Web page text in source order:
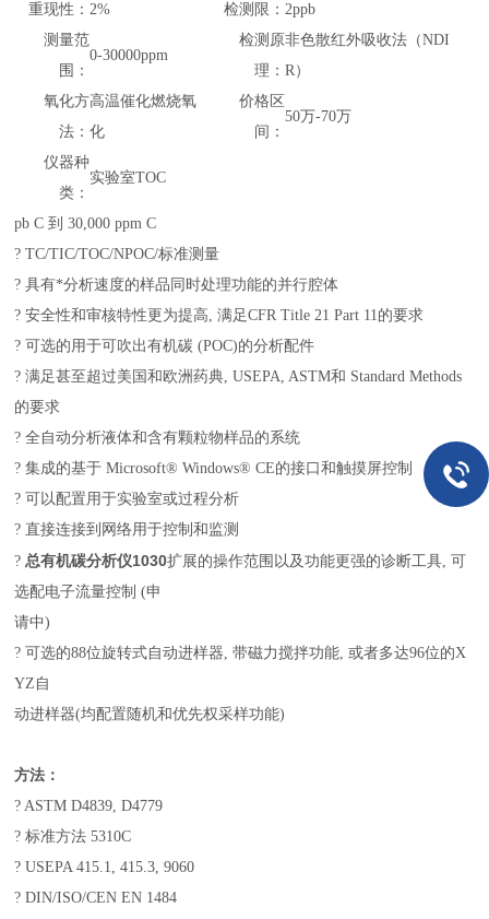
重现性：2% 检测限：2ppb
测量范
围：
0-30000ppm
检测原
理：
非色散红外吸收法（NDI
R）
氧化方
法：
高温催化燃烧氧
化
价格区
间：
50万-70万
仪器种
类：
实验室TOC
pb C 到 30,000 ppm C
? TC/TIC/TOC/NPOC/标准测量
? 具有*分析速度的样品同时处理功能的并行腔体
? 安全性和审核特性更为提高, 满足CFR Title 21 Part 11的要求
? 可选的用于可吹出有机碳 (POC)的分析配件
? 满足甚至超过美国和欧洲药典, USEPA, ASTM和 Standard Methods
的要求
? 全自动分析液体和含有颗粒物样品的系统
? 集成的基于 Microsoft® Windows® CE的接口和触摸屏控制
? 可以配置用于实验室或过程分析
? 直接连接到网络用于控制和监测
?总有机碳分析仪1030扩展的操作范围以及功能更强的诊断工具, 可
选配电子流量控制 (申
请中)
? 可选的88位旋转式自动进样器, 带磁力搅拌功能, 或者多达96位的X
YZ自
动进样器(均配置随机和优先权采样功能)
方法：
? ASTM D4839, D4779
? 标准方法 5310C
? USEPA 415.1, 415.3, 9060
? DIN/ISO/CEN EN 1484